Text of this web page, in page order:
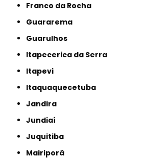
Franco da Rocha
Guararema
Guarulhos
Itapecerica da Serra
Itapevi
Itaquaquecetuba
Jandira
Jundiaí
Juquitiba
Mairiporã